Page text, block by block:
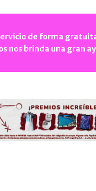
de forma
nos brinda una gran